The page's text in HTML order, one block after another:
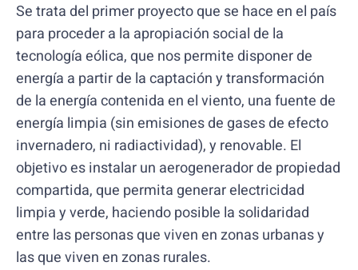
Se trata del primer proyecto que se hace en el país
para proceder a la apropiación social de la
tecnología eólica, que nos permite disponer de
energía a partir de la captación y transformación
de la energía contenida en el viento, una fuente de
energía limpia (sin emisiones de gases de efecto
invernadero, ni radiactividad), y renovable. El
objetivo es instalar un aerogenerador de propiedad
compartida, que permita generar electricidad
limpia y verde, haciendo posible la solidaridad
entre las personas que viven en zonas urbanas y
las que viven en zonas rurales.